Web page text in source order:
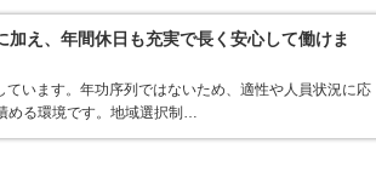
え、年間休日も充実で長く安心して働けま
います。年功序列ではないため、適性や人員状況に応
める環境です。地域選択制…